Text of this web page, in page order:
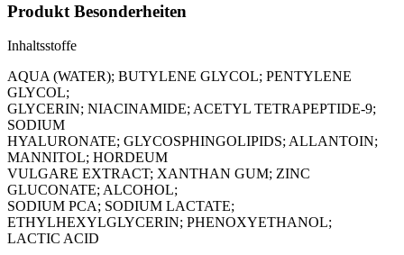
Produkt Besonderheiten
Inhaltsstoffe
AQUA (WATER); BUTYLENE GLYCOL; PENTYLENE
GLYCOL;
GLYCERIN; NIACINAMIDE; ACETYL TETRAPEPTIDE-9;
SODIUM
HYALURONATE; GLYCOSPHINGOLIPIDS; ALLANTOIN;
MANNITOL; HORDEUM
VULGARE EXTRACT; XANTHAN GUM; ZINC
GLUCONATE; ALCOHOL;
SODIUM PCA; SODIUM LACTATE;
ETHYLHEXYLGLYCERIN; PHENOXYETHANOL;
LACTIC ACID